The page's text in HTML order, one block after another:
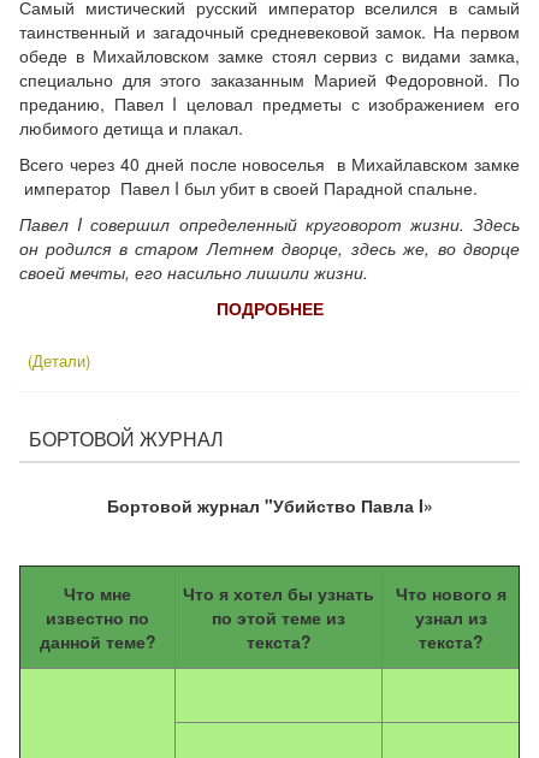
Самый мистический русский император вселился в самый
таинственный и загадочный средневековой замок. На первом
обеде в Михайловском замке стоял сервиз с видами замка,
специально для этого заказанным Марией Федоровной. По
преданию, Павел I целовал предметы с изображением его
любимого детища и плакал.
Всего через 40 дней после новоселья в Михайлавском замке
император Павел I был убит в своей Парадной спальне.
Павел I совершил определенный круговорот жизни. Здесь
он родился в старом Летнем дворце, здесь же, во дворце
своей мечты, его насильно лишили жизни.
ПОДРОБНЕЕ
(Детали)
БОРТОВОЙ ЖУРНАЛ
Бортовой журнал "Убийство Павла I»
Что мне
известно по
данной теме?
Что я хотел бы узнать
по этой теме из
текста?
Что нового я
узнал из
текста?